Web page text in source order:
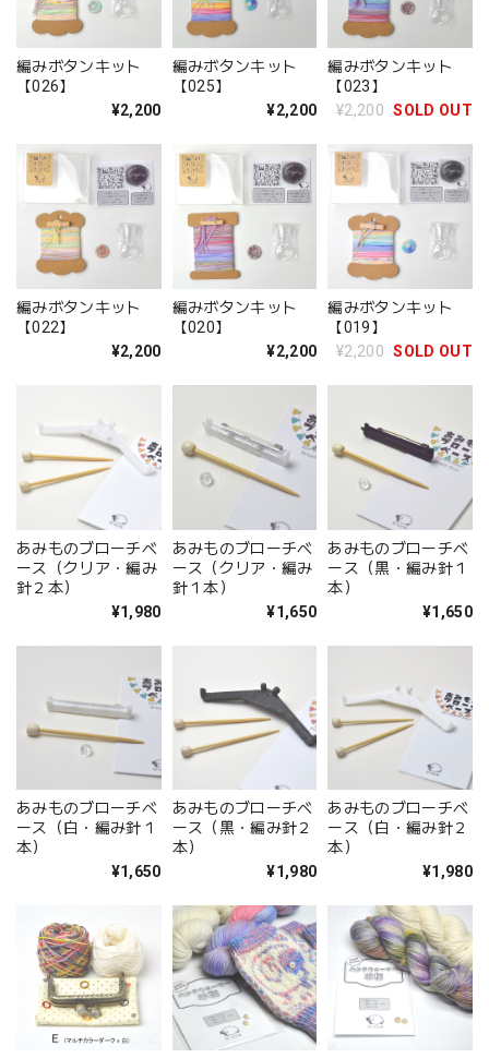
編みボタンキット
【026】
¥2,200
編みボタンキット
【025】
¥2,200
編みボタンキット
【023】
¥2,200 SOLD OUT
編みボタンキット
【022】
¥2,200
編みボタンキット
【020】
¥2,200
編みボタンキット
【019】
¥2,200 SOLD OUT
あみものブローチベ
ース（クリア・編み
針２本）
¥1,980
あみものブローチベ
ース（クリア・編み
針１本）
¥1,650
あみものブローチベ
ース（黒・編み針１
本）
¥1,650
あみものブローチベ
ース（白・編み針１
本）
¥1,650
あみものブローチベ
ース（黒・編み針２
本）
¥1,980
あみものブローチベ
ース（白・編み針２
本）
¥1,980